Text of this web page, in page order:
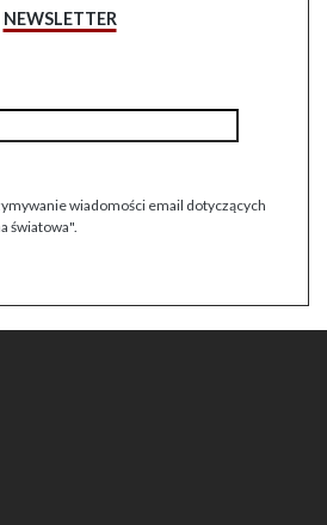
NEWSLETTER
wiadomości email dotyczących
światowa".